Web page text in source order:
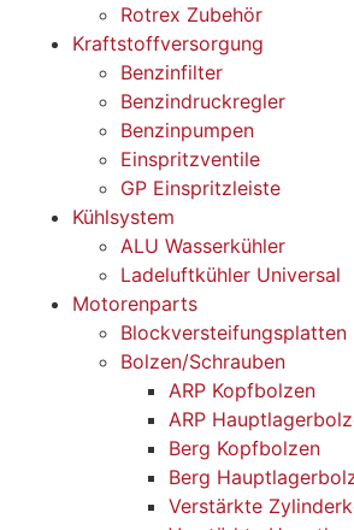
Rotrex Zubehör
Kraftstoffversorgung
Benzinfilter
Benzindruckregler
Benzinpumpen
Einspritzventile
GP Einspritzleiste
Kühlsystem
ALU Wasserkühler
Ladeluftkühler Universal
Motorenparts
Blockversteifungsplatten
Bolzen/Schrauben
ARP Kopfbolzen
ARP
Berg Kopfbolzen
Berg
Verstärkte